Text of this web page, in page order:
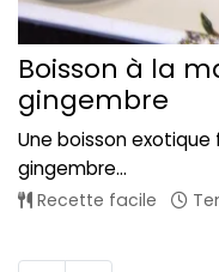
Boisson à la
gingembre
Une boisson
gingembre...
Recette facile